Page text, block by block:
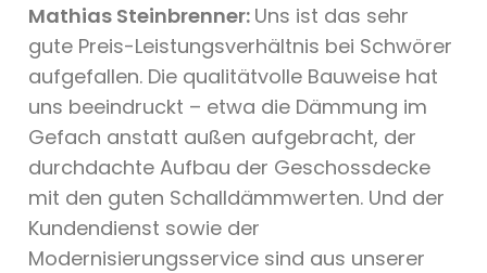
Mathias Steinbrenner: Uns ist das sehr
gute Preis-Leistungsverhältnis bei Schwörer
aufgefallen. Die qualitätvolle Bauweise hat
uns beeindruckt – etwa die Dämmung im
Gefach anstatt außen aufgebracht, der
durchdachte Aufbau der Geschossdecke
mit den guten Schalldämmwerten. Und der
Kundendienst sowie der
Modernisierungsservice sind aus unserer